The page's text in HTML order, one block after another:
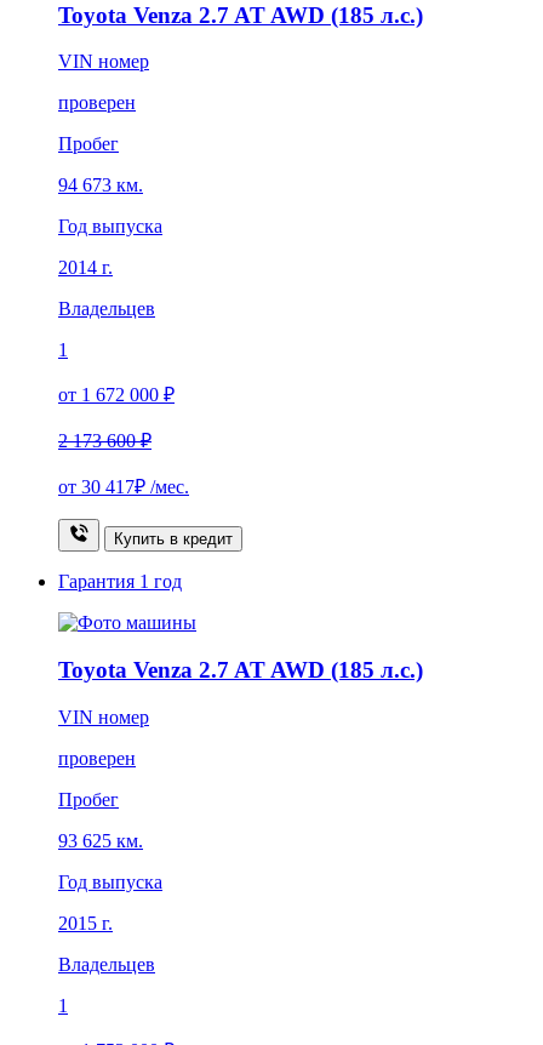
Toyota Venza 2.7 AT AWD (185 л.с.)
VIN номер
проверен
Пробег
94 673 км.
Год выпуска
2014 г.
Владельцев
1
от 1 672 000 ₽
2 173 600 ₽
от 30 417₽ /мес.
Купить в кредит
Гарантия 1 год
Toyota Venza 2.7 AT AWD (185 л.с.)
VIN номер
проверен
Пробег
93 625 км.
Год выпуска
2015 г.
Владельцев
1